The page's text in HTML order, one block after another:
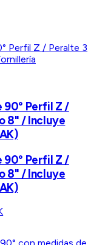
90° Perfil Z /
8" / Incluye
90° Perfil Z /
8" / Incluye